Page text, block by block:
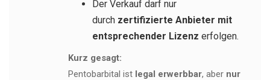
Der Verkauf darf nur
durch zertifizierte Anbieter mit
entsprechender Lizenz erfolgen.
Kurz gesagt:
Pentobarbital ist legal erwerbbar, aber nur